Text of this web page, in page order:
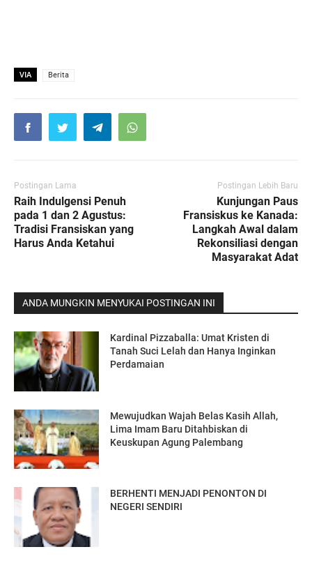
VIA Berita
Postingan Lama
Raih Indulgensi Penuh
pada 1 dan 2 Agustus:
Tradisi Fransiskan yang
Harus Anda Ketahui
Postingan Lebih Baru
Kunjungan Paus
Fransiskus ke Kanada:
Langkah Awal dalam
Rekonsiliasi dengan
Masyarakat Adat
ANDA MUNGKIN MENYUKAI POSTINGAN INI
Kardinal Pizzaballa: Umat Kristen di
Tanah Suci Lelah dan Hanya Inginkan
Perdamaian
Mewujudkan Wajah Belas Kasih Allah,
Lima Imam Baru Ditahbiskan di
Keuskupan Agung Palembang
BERHENTI MENJADI PENONTON DI
NEGERI SENDIRI